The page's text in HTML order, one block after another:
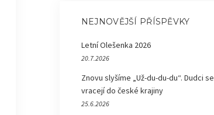
NEJNOVĚJŠÍ PŘÍSPĚVKY
Letní Olešenka 2026
20.7.2026
Znovu slyšíme „Už-du-du-du“. Dudci se
vracejí do české krajiny
25.6.2026